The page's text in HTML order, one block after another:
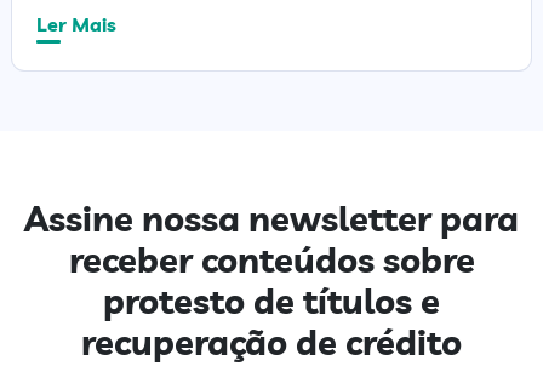
Ler Mais
Assine nossa newsletter para
receber conteúdos sobre
protesto de títulos e
recuperação de crédito